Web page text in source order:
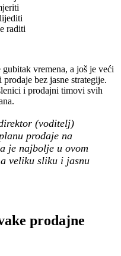
raditi
vremena, a još je veći
bez jasne strategije.
i prodajni timovi svih
(voditelj)
prodaje na
je najbolje u ovom
veliku sliku i jasnu
prodajne